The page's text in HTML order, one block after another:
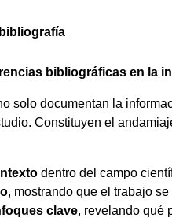
bibliográficas en la
solo documentan la
Constituyen el
dentro del campo
, mostrando que el trabajo
clave, revelando qué